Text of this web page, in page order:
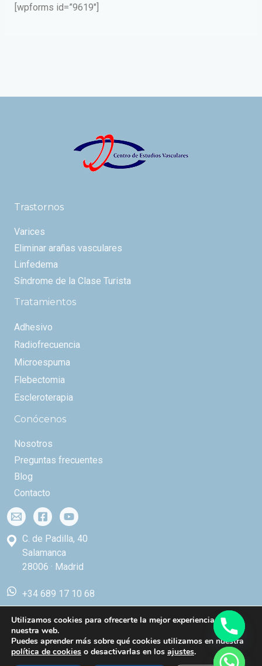
[wpforms id=”9619″]
Trastornos
Varices
Eliminar arañas vasculares
Linfedema
Síndrome de la Clase Turista
Tratamientos
Adhesivo
Radiofrecuencia
Microespuma
Flebectomia
Escleroterapia
Conócenos
Nosotros
Preguntas frecuentes
Blog
Contacto
C. de Padilla, 40
Salamanca
28006 · Madrid
+34 689 17 10 68
Copyright © 2026 Centro de Estudios Vasculares
Utilizamos cookies para ofrecerte la mejor experiencia en
nuestra web.
Puedes aprender más sobre qué cookies utilizamos en nuestra
política de cookies o desactivarlas en los ajustes.